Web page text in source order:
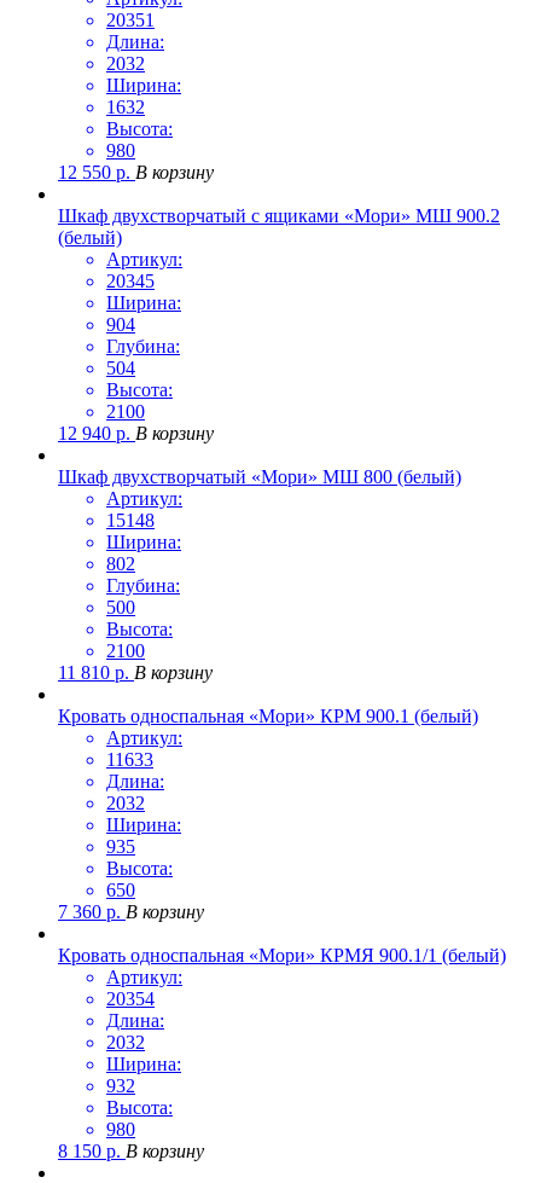
20351
Длина:
2032
Ширина:
1632
Высота:
980
12 550 р. В корзину
Шкаф двухстворчатый с ящиками «Мори» МШ 900.2
(белый)
Артикул:
20345
Ширина:
904
Глубина:
504
Высота:
2100
12 940 р. В корзину
Шкаф двухстворчатый «Мори» МШ 800 (белый)
Артикул:
15148
Ширина:
802
Глубина:
500
Высота:
2100
11 810 р. В корзину
Кровать односпальная «Мори» КРМ 900.1 (белый)
Артикул:
11633
Длина:
2032
Ширина:
935
Высота:
650
7 360 р. В корзину
Кровать односпальная «Мори» КРМЯ 900.1/1 (белый)
Артикул:
20354
Длина:
2032
Ширина:
932
Высота:
980
8 150 р. В корзину